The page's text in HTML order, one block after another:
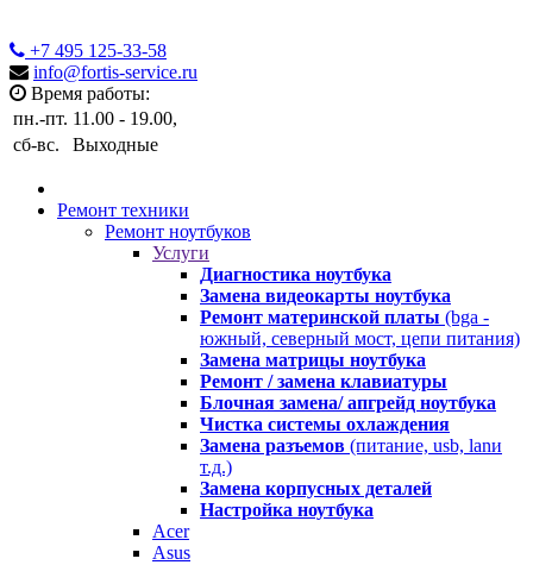
+7 495 125-33-58
info@fortis-service.ru
Время работы:
пн.-пт. 11.00 - 19.00,
сб-вс.
Выходные
Ремонт техники
Ремонт ноутбуков
Услуги
Диагностика ноутбука
Замена видеокарты ноутбука
Ремонт материнской платы (bga -
южный, северный мост, цепи питания)
Замена матрицы ноутбука
Ремонт / замена клавиатуры
Блочная замена/ апгрейд ноутбука
Чистка системы охлаждения
Замена разъемов (питание, usb, lanи
т.д.)
Замена корпусных деталей
Настройка ноутбука
Acer
Asus